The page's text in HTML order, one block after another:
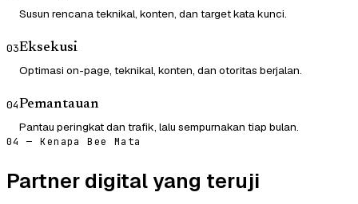
Susun rencana teknikal, konten, dan target kata kunci.
03Eksekusi
Optimasi on-page, teknikal, konten, dan otoritas berjalan.
04Pemantauan
Pantau peringkat dan trafik, lalu sempurnakan tiap bulan.
04 — Kenapa Bee Mata
Partner digital yang teruji